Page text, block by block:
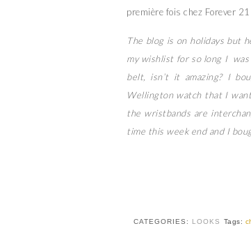
première fois chez Forever
The blog is on holidays but
my wishlist for so long I was
belt, isn’t it amazing? I
Wellington watch that I
the wristbands are
time this week end and I
CATEGORIES: LOOKS Tags: